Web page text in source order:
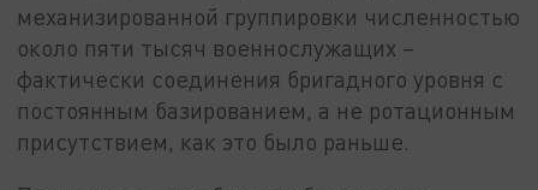
механизированной группировки численностью
около пяти тысяч военнослужащих –
фактически соединения бригадного уровня с
постоянным базированием, а не ротационным
присутствием, как это было раньше.